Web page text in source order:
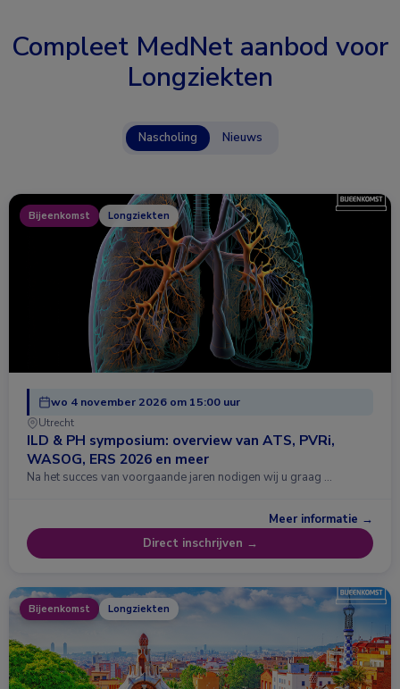
Compleet MedNet aanbod voor
Longziekten
Nascholing Nieuws
Bijeenkomst Longziekten
wo 4 november 2026 om 15:00 uur
Utrecht
ILD & PH symposium: overview van ATS, PVRi,
WASOG, ERS 2026 en meer
Na het succes van voorgaande jaren nodigen wij u graag …
Meer informatie →
Direct inschrijven →
Bijeenkomst Longziekten